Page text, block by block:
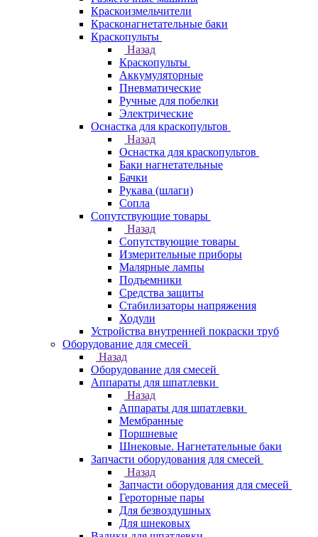
Краскоизмельчители
Красконагнетательные баки
Краскопульты
Назад
Краскопульты
Аккумуляторные
Пневматические
Ручные для побелки
Электрические
Оснастка для краскопультов
Назад
Оснастка для краскопультов
Баки нагнетательные
Бачки
Рукава (шлаги)
Сопла
Сопутствующие товары
Назад
Сопутствующие товары
Измерительные приборы
Малярные лампы
Подъемники
Средства защиты
Стабилизаторы напряжения
Ходули
Устройства внутренней покраски труб
Оборудование для смесей
Назад
Оборудование для смесей
Аппараты для шпатлевки
Назад
Аппараты для шпатлевки
Мембранные
Поршневые
Шнековые. Нагнетательные баки
Запчасти оборудования для смесей
Назад
Запчасти оборудования для смесей
Героторные пары
Для безвоздушных
Для шнековых